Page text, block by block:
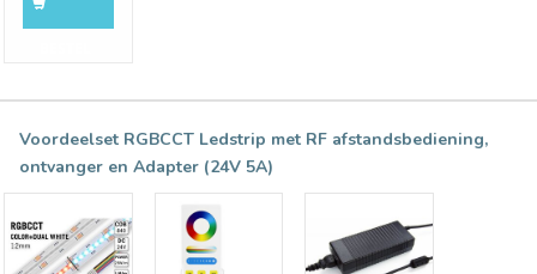
Voordeelset RGBCCT Ledstrip met RF afstandsbediening,
ontvanger en Adapter (24V 5A)